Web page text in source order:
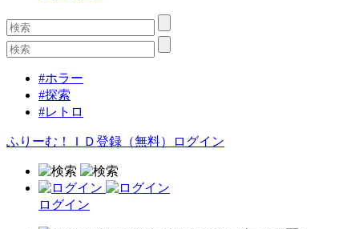
#ホラー
#探索
#レトロ
ふりーむ！ＩＤ登録（無料） ログイン
ログイン